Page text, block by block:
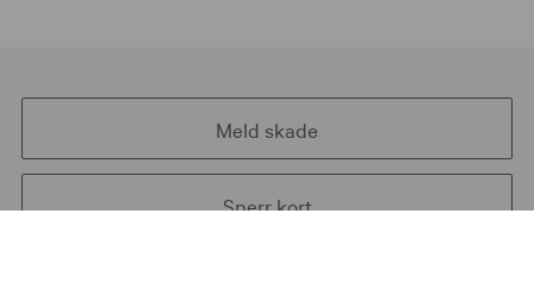
Meld skade
Sperr kort